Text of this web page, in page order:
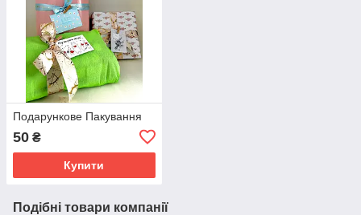
Подарункове Пакування
50 ₴
Купити
Подібні товари компанії